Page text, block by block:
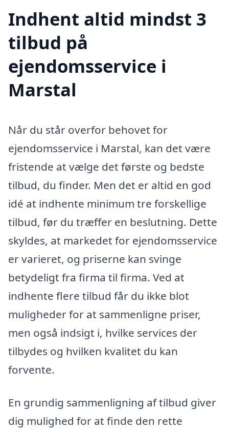
Indhent altid mindst 3
tilbud på
ejendomsservice i
Marstal
Når du står overfor behovet for
ejendomsservice i Marstal, kan det være
fristende at vælge det første og bedste
tilbud, du finder. Men det er altid en god
idé at indhente minimum tre forskellige
tilbud, før du træffer en beslutning. Dette
skyldes, at markedet for ejendomsservice
er varieret, og priserne kan svinge
betydeligt fra firma til firma. Ved at
indhente flere tilbud får du ikke blot
muligheder for at sammenligne priser,
men også indsigt i, hvilke services der
tilbydes og hvilken kvalitet du kan
forvente.
En grundig sammenligning af tilbud giver
dig mulighed for at finde den rette